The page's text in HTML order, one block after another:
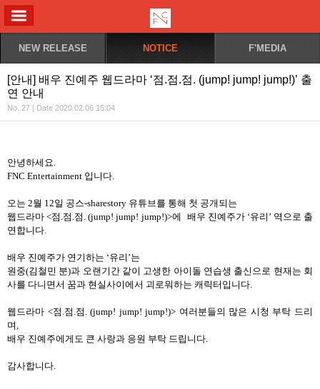
NEW RELEASE NOTICE F'MEDIA
[안내] 배우 진예주 웹드라마 ‘점.점.점. (jump! jump! jump!)’ 출
연 안내
No. 27 | Date 2020.02.06 15:04
안녕하세요.
FNC Entertainment 입니다.
오는 2월 12일 공스-sharestory 유튜브를 통해 첫 공개되는
웹드라마 <점 .점 .점 . (jump! jump! jump!)>에 배우 진예주가‘유리 ’ 역으로 출
연합니다.
배우 진예주가 연기하는 ‘유리 ’는
원중(김철민 분)과 오랜기간 같이 고생한 아이돌 연습생 출신으로 현재는 회
사를 다니면서 꿈과 현실사이에서 괴로워하는 캐릭터입니다.
웹드라마 <점 .점 .점 . (jump! jump! jump!)> 여러분들의 많은 시청 부탁 드리
며,
배우 진예주에게도 큰 사랑과 응원 부탁 드립니다.
감사합니다.